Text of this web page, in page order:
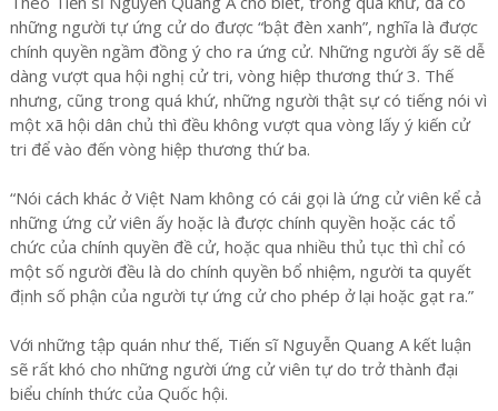
những người tự ứng cử do được “bật đèn xanh”, nghĩa là được
chính quyền ngầm đồng ý cho ra ứng cử. Những người ấy sẽ dễ
dàng vượt qua hội nghị cử tri, vòng hiệp thương thứ 3. Thế
nhưng, cũng trong quá khứ, những người thật sự có tiếng nói vì
một xã hội dân chủ thì đều không vượt qua vòng lấy ý kiến cử
tri để vào đến vòng hiệp thương thứ ba.
“Nói cách khác ở Việt Nam không có cái gọi là ứng cử viên kể cả
những ứng cử viên ấy hoặc là được chính quyền hoặc các tổ
chức của chính quyền đề cử, hoặc qua nhiều thủ tục thì chỉ có
một số người đều là do chính quyền bổ nhiệm, người ta quyết
định số phận của người tự ứng cử cho phép ở lại hoặc gạt ra.”
Với những tập quán như thế, Tiến sĩ Nguyễn Quang A kết luận
sẽ rất khó cho những người ứng cử viên tự do trở thành đại
biểu chính thức của Quốc hội.